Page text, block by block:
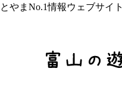
とやまNo.1情報ウェブサイト